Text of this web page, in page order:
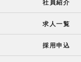
社員紹介
求人一覧
採用申込